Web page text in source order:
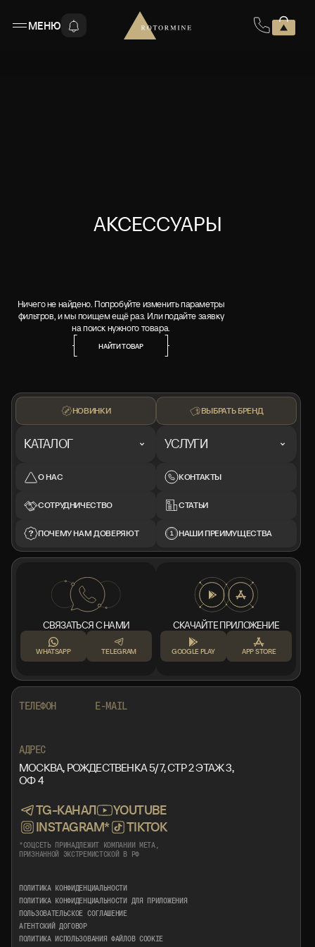
МЕНЮ
АКСЕССУАРЫ
Ничего не найдено. Попробуйте изменить параметры
фильтров, и мы поищем ещё раз. Или подайте заявку
на поиск нужного товара.
НАЙТИ ТОВАР
НОВИНКИ
КАТАЛОГ
О НАС
СОТРУДНИЧЕСТВО
ПОЧЕМУ НАМ ДОВЕРЯЮТ
ВЫБРАТЬ БРЕНД
УСЛУГИ
КОНТАКТЫ
СТАТЬИ
НАШИ ПРЕИМУЩЕСТВА
СВЯЗАТЬСЯ С НАМИ
WHATSAPP TELEGRAM
СКАЧАЙТЕ ПРИЛОЖЕНИЕ
GOOGLE PLAY APP STORE
ТЕЛЕФОН E-MAIL
АДРЕС
МОСКВА, РОЖДЕСТВЕНКА 5/7, СТР 2 ЭТАЖ 3,
ОФ 4
TG-КАНАЛ
YOUTUBE
INSTAGRAM*
TIKTOK
*СОЦСЕТЬ ПРИНАДЛЕЖИТ КОМПАНИИ META,
ПРИЗНАННОЙ ЭКСТРЕМИСТСКОЙ В РФ
ПОЛИТИКА КОНФИДЕНЦИАЛЬНОСТИ
ПОЛИТИКА КОНФИДЕНЦИАЛЬНОСТИ ДЛЯ ПРИЛОЖЕНИЯ
ПОЛЬЗОВАТЕЛЬСКОЕ СОГЛАШЕНИЕ
АГЕНТСКИЙ ДОГОВОР
ПОЛИТИКА ИСПОЛЬЗОВАНИЯ ФАЙЛОВ COOKIE